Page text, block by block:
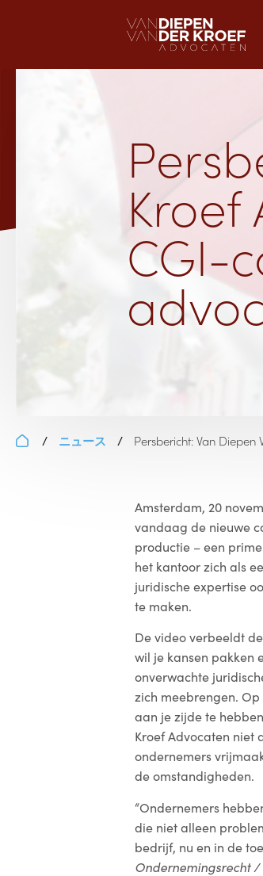
CGI-
/ ニュース / Persbericht: Van Diepen
Amsterdam, 20
vandaag de nieuwe
productie – een
het kantoor zich als
juridische expertise
te maken.
De video verbeeldt
wil je kansen pakken
onverwachte
zich meebrengen.
aan je zijde te
Kroef Advocaten niet
ondernemers
de omstandigheden.
“Ondernemers
die niet alleen
bedrijf, nu en in de
Ondernemingsrecht /